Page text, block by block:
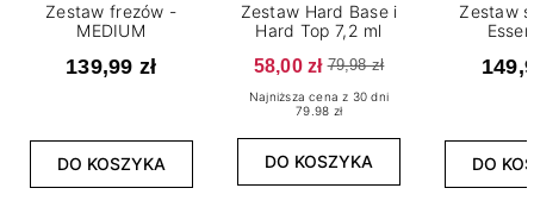
Zestaw frezów -
MEDIUM
139,99 zł
DO KOSZYKA
Zestaw Hard Base i
Hard Top 7,2 ml
58,00 zł 79,98 zł
Najniższa cena z 30 dni
79.98 zł
DO KOSZYKA
Zestaw
DO